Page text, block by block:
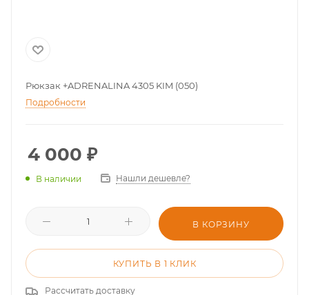
Рюкзак +ADRENALINA 4305 KIM (050)
Подробности
4 000 ₽
В наличии Нашли дешевле?
В КОРЗИНУ
КУПИТЬ В 1 КЛИК
Рассчитать доставку